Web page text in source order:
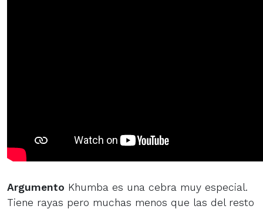
Argumento Khumba es una cebra muy especial.
Tiene rayas pero muchas menos que las del resto